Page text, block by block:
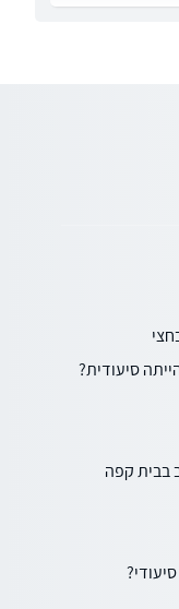
סיעודית?
בבית קפה